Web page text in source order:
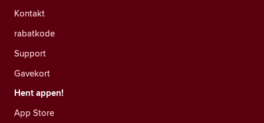
Kontakt
rabatkode
Support
Gavekort
Hent appen!
App Store